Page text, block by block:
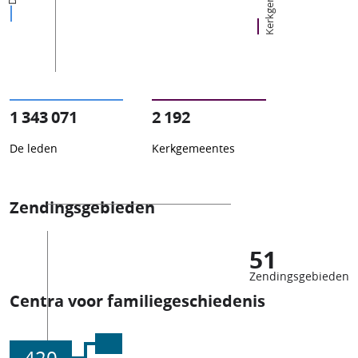
1 343 071
De leden
2 192
Kerkgemeentes
Zendingsgebieden
51
Zendingsgebieden
Centra voor familiegeschiedenis